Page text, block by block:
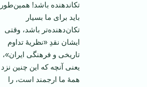
تکاندهنده باشد! همین‌طور
باید برای ما بسیار
تکان‌دهنده‌تر باشد، وقتی
ایشان نقدِ «نظریۀ تداوم
تاریخی و فرهنگی ایران»،
یعنی آنچه که این چنین نزد
همۀ ما ارجمند است، را